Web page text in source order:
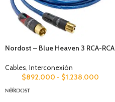
Nordost – Blue Heaven 3 RCA-RCA
Cables, Interconexión
$892.000 - $1.238.000